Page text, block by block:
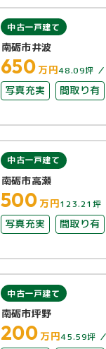
中古一戸建て
南砺市井波
650万円48.09坪
写真充実 間取り有
中古一戸建て
南砺市高瀬
500万円123.21坪
写真充実 間取り有
中古一戸建て
南砺市坪野
200万円45.59坪